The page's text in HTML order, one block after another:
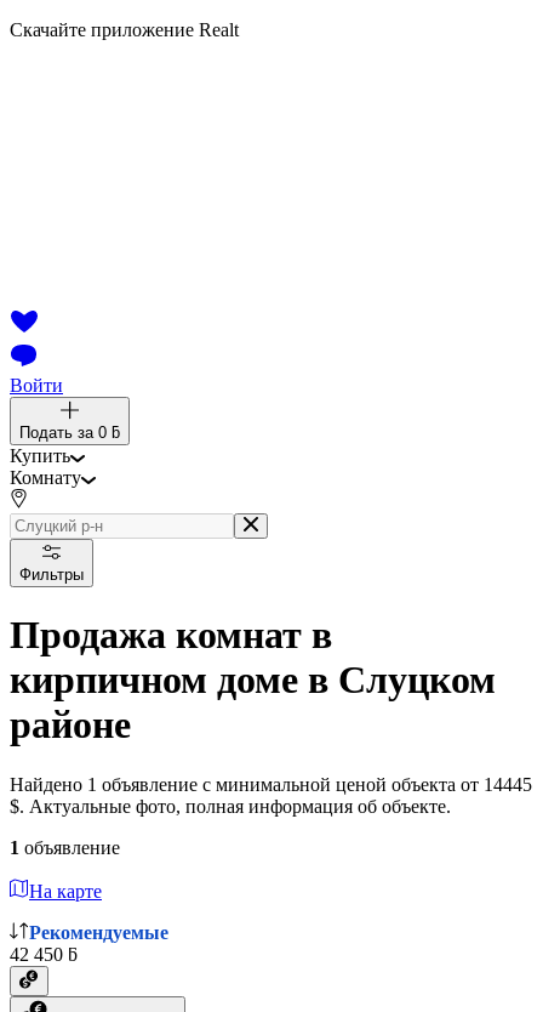
Скачайте приложение Realt
Войти
Подать за 0 ƃ
Купить
Комнату
Фильтры
Продажа комнат в
кирпичном доме в Слуцком
районе
Найдено 1 объявление с минимальной ценой объекта от 14445
$. Актуальные фото, полная информация об объекте.
1 объявление
На карте
Рекомендуемые
42 450 ƃ